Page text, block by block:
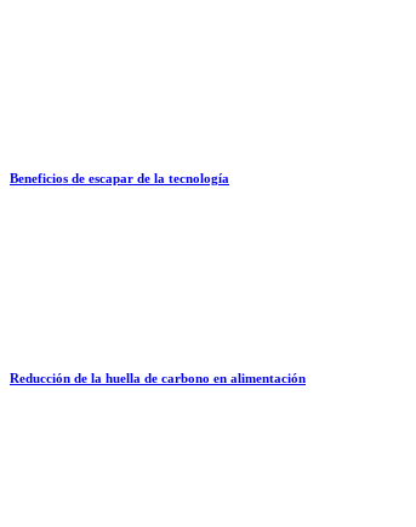
Beneficios de escapar de la tecnología
Reducción de la huella de carbono en alimentación